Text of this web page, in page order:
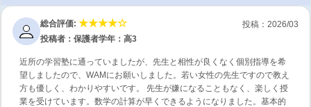
投稿：2026/03
総合評価:
投稿者：保護者学年：高3
近所の学習塾に通っていましたが、先生と相性が良くなく個別指導を希
望しましたので、WAMにお願いしました。若い女性の先生ですので教え
方も優しく、わかりやすいです。 先生が嫌になることもなく、楽しく授
業を受けています。数学の計算が早くできるようになりました。基本的